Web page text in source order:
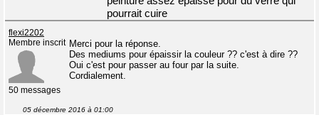
pourrait cuire
flexi2202
Membre inscrit
50 messages
Merci pour la réponse.
Des mediums pour épaissir la couleur ?? c'est à dire ??
Oui c'est pour passer au four par la suite.
Cordialement.
05 décembre 2016 à 01:00